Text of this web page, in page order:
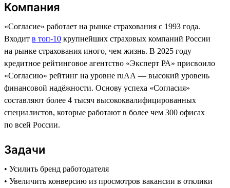
Компания
«Согласие» работает на рынке страхования с 1993 года.
Входит в топ-10 крупнейших страховых компаний России
на рынке страхования иного, чем жизнь. В 2025 году
кредитное рейтинговое агентство «Эксперт РА» присвоило
«Согласию» рейтинг на уровне ruAA — высокий уровень
финансовой надёжности. Основу успеха «Согласия»
составляют более 4 тысяч высококвалифицированных
специалистов, которые работают в более чем 300 офисах
по всей России.
Задачи
• Усилить бренд работодателя
• Увеличить конверсию из просмотров вакансии в отклики